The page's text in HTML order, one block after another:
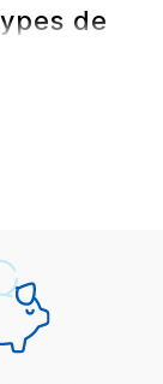
de
de
DE CONTACT